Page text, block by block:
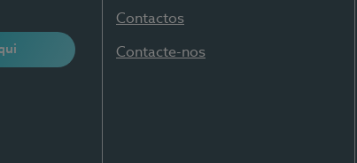
Contactos
Contacte-nos